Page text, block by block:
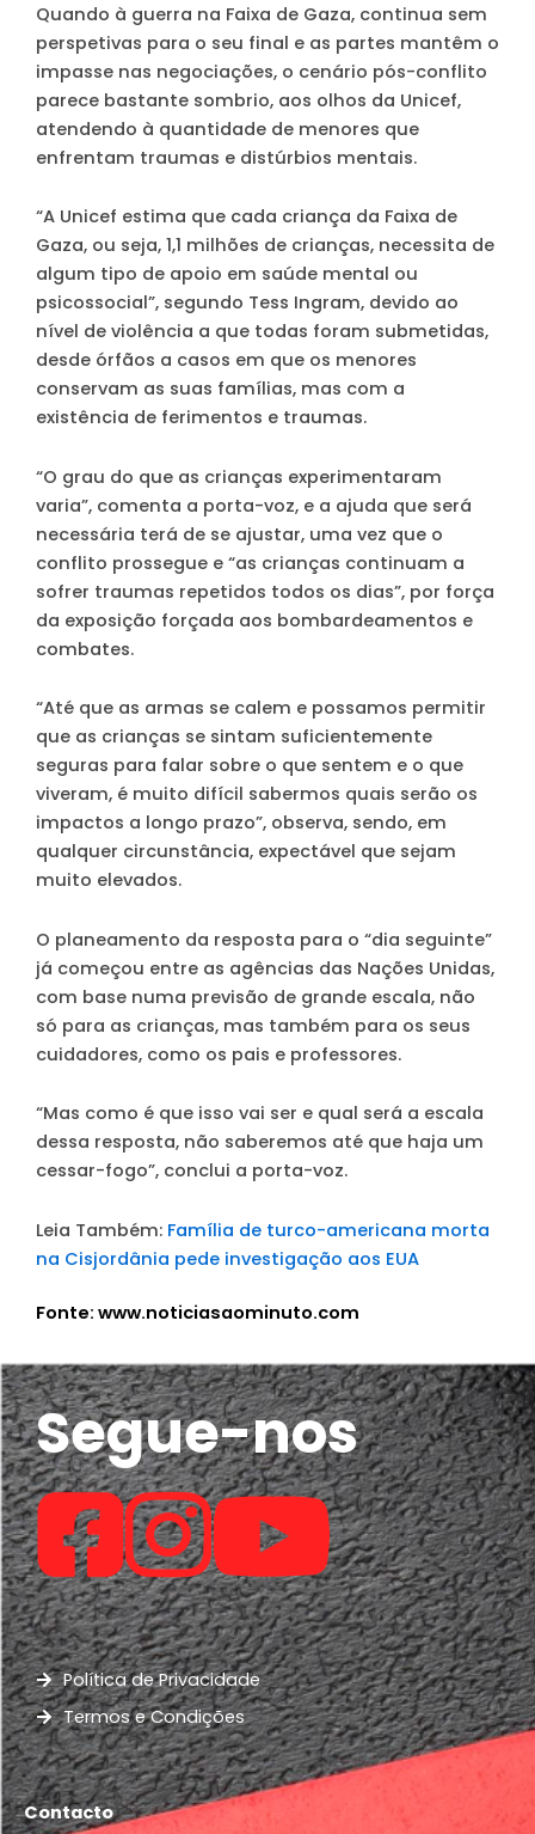
Quando à guerra na Faixa de Gaza, continua sem
perspetivas para o seu final e as partes mantêm o
impasse nas negociações, o cenário pós-conflito
parece bastante sombrio, aos olhos da Unicef,
atendendo à quantidade de menores que
enfrentam traumas e distúrbios mentais.
“A Unicef estima que cada criança da Faixa de
Gaza, ou seja, 1,1 milhões de crianças, necessita de
algum tipo de apoio em saúde mental ou
psicossocial”, segundo Tess Ingram, devido ao
nível de violência a que todas foram submetidas,
desde órfãos a casos em que os menores
conservam as suas famílias, mas com a
existência de ferimentos e traumas.
“O grau do que as crianças experimentaram
varia”, comenta a porta-voz, e a ajuda que será
necessária terá de se ajustar, uma vez que o
conflito prossegue e “as crianças continuam a
sofrer traumas repetidos todos os dias”, por força
da exposição forçada aos bombardeamentos e
combates.
“Até que as armas se calem e possamos permitir
que as crianças se sintam suficientemente
seguras para falar sobre o que sentem e o que
viveram, é muito difícil sabermos quais serão os
impactos a longo prazo”, observa, sendo, em
qualquer circunstância, expectável que sejam
muito elevados.
O planeamento da resposta para o “dia seguinte”
já começou entre as agências das Nações Unidas,
com base numa previsão de grande escala, não
só para as crianças, mas também para os seus
cuidadores, como os pais e professores.
“Mas como é que isso vai ser e qual será a escala
dessa resposta, não saberemos até que haja um
cessar-fogo”, conclui a porta-voz.
Leia Também: Família de turco-americana morta
na Cisjordânia pede investigação aos EUA
Fonte: www.noticiasaominuto.com
Segue-nos
Política de Privacidade
Termos e Condições
Contacto